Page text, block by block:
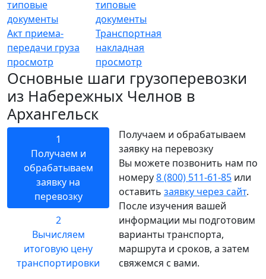
Акт приема-
передачи груза
просмотр
Транспортная
накладная
просмотр
Основные шаги грузоперевозки
из Набережных Челнов в
Архангельск
1
Получаем и
обрабатываем
заявку на
перевозку
2
Вычисляем
итоговую цену
транспортировки
Получаем и обрабатываем
заявку на перевозку
Вы можете позвонить нам по
номеру8 (800) 511-61-85 или
оставить заявку через сайт.
После изучения вашей
информации мы подготовим
варианты транспорта,
маршрута и сроков, а затем
свяжемся с вами.